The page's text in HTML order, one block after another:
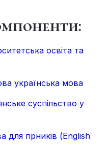
освіта та
українська мова
суспільство у
для гірників (English